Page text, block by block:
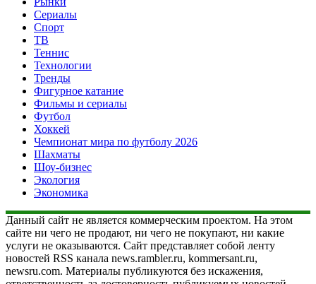
Сериалы
Спорт
ТВ
Теннис
Технологии
Тренды
Фигурное катание
Фильмы и сериалы
Футбол
Хоккей
Чемпионат мира по футболу 2026
Шахматы
Шоу-бизнес
Экология
Экономика
Данный сайт не является коммерческим проектом. На этом
сайте ни чего не продают, ни чего не покупают, ни какие
услуги не оказываются. Сайт представляет собой ленту
новостей RSS канала news.rambler.ru, kommersant.ru,
newsru.com. Материалы публикуются без искажения,